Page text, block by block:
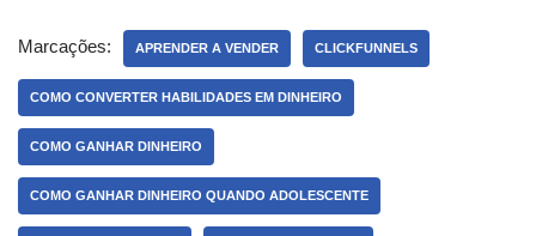
Marcações: APRENDER A VENDER CLICKFUNNELS
COMO CONVERTER HABILIDADES EM DINHEIRO
COMO GANHAR DINHEIRO
COMO GANHAR DINHEIRO QUANDO ADOLESCENTE